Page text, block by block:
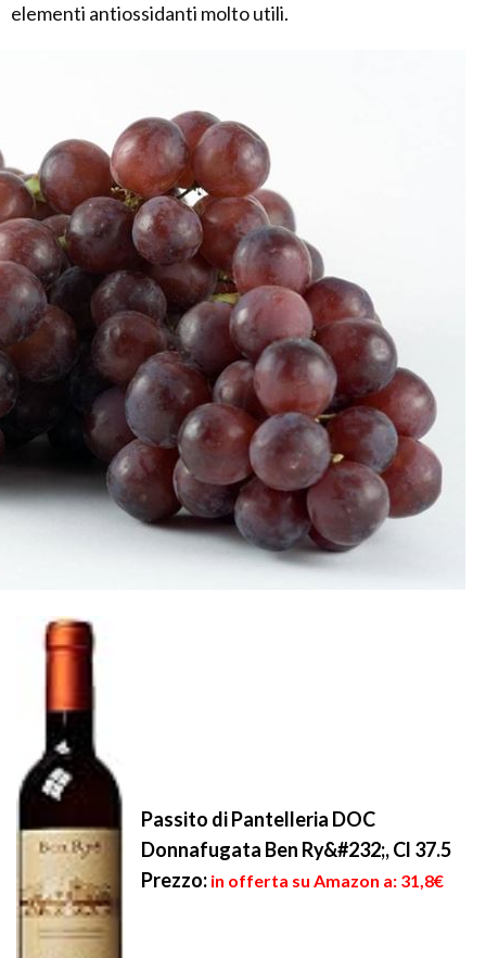
elementi antiossidanti molto utili.
Passito di Pantelleria DOC
Donnafugata Ben Ry&#232;, Cl 37.5
Prezzo: in offerta su Amazon a: 31,8€